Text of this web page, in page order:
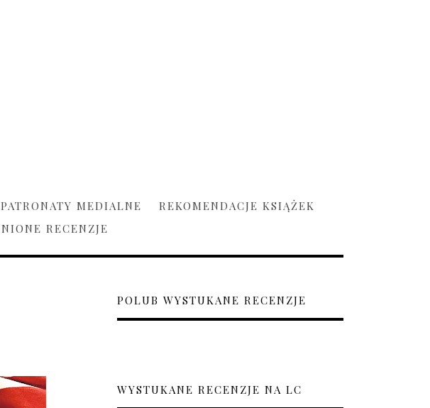
PATRONATY MEDIALNE
REKOMENDACJE KSIĄŻEK
RECENZJE
POLUB WYSTUKANE RECENZJE
WYSTUKANE RECENZJE NA LC